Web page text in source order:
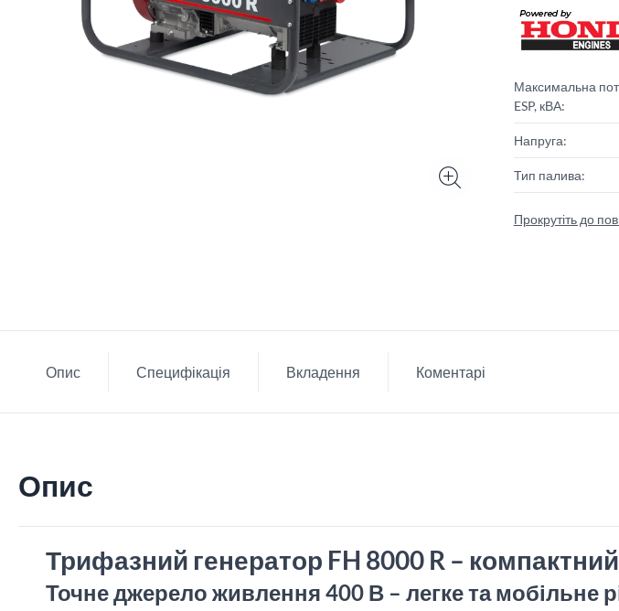
Максимальна
ESP, кВА:
Напруга:
Тип палива:
Прокрутіть до
Опис Специфікація Вкладення Коментарі
Опис
Трифазний генератор FH 8000 R –
Точне джерело живлення 400 В – легке та мобільне